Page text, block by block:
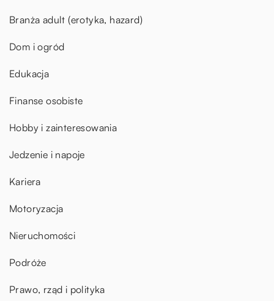
Branża adult (erotyka, hazard)
Dom i ogród
Edukacja
Finanse osobiste
Hobby i zainteresowania
Jedzenie i napoje
Kariera
Motoryzacja
Nieruchomości
Podróże
Prawo, rząd i polityka